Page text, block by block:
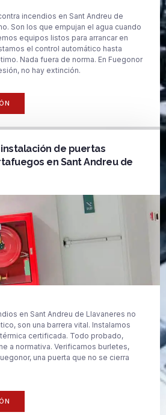
incendios en Sant Andreu de
Son los que empujan el agua cuando
equipos listos para arrancar en
el control automático hasta
Nada fuera de norma. En Fuegonor
no hay extinción.
de puertas
en Sant Andreu de
en Sant Andreu de Llavaneres no
son una barrera vital. Instalamos
certificada. Todo probado,
a normativa. Verificamos burletes,
una puerta que no se cierra